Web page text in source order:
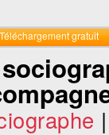
Téléchargement gratuit